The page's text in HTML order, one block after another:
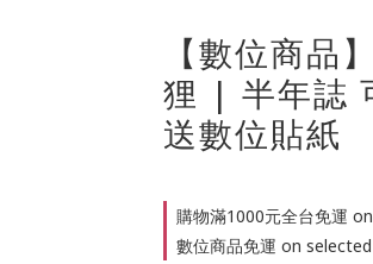
【數位商品
狸 | 半年誌
送數位貼紙
購物滿1000元全台免運
數位商品免運 on